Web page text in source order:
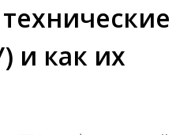
и как их